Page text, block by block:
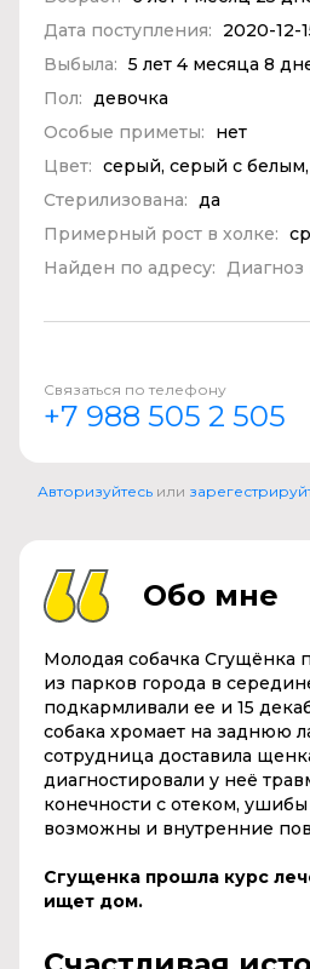
Дата поступления:
2020-12-
Выбыла: 5 лет 4 месяца 8
Пол: девочка
Особые приметы:
нет
Цвет: серый, серый с
Стерилизована: да
Примерный рост в холке:
Найден по адресу: Диагноз
Связаться по телефону
+7 988 505 2 505
Авторизуйтесь или
Обо мне
Молодая собачка Сгущёнка
из парков города в
подкармливали ее и 15
собака хромает на заднюю
сотрудница доставила
диагностировали у неё
конечности с отеком,
возможны и внутренние
Сгущенка прошла курс
ищет дом.